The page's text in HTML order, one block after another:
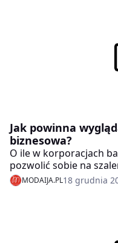
Jak powinna
biznesowa?
O ile w korporacjach
pozwolić sobie na
krojami czy chociażby
w mniejszych firmach,
odpowiedniego może
MODAIJA.PL18 grudnia